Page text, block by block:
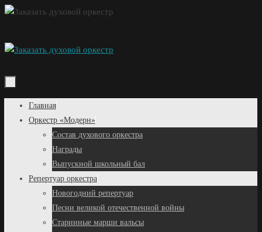
Перейти
Перейти
содержимому
Главная
Оркестр «Модерн»
Состав духового оркестра
Награды
Выпускной школьный бал
Репертуар оркестра
Новогодний репертуар
Песни великой отечественной войны
Старинные марши вальсы